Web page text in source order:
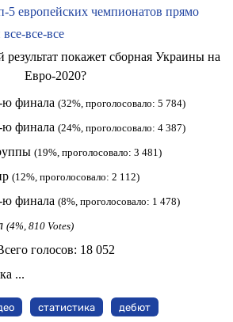
5 европейских чемпионатов прямо
все-все
результат покажет сборная Украины на
Евро-2020?
ю финала (32%, проголосовало: 5 784)
ю финала (24%, проголосовало: 4 387)
(19%, проголосовало: 3 481)
(12%, проголосовало: 2 112)
ю финала (8%, проголосовало: 1 478)
(4%, 810 Votes)
голосов: 18 052
...
статистика дебют